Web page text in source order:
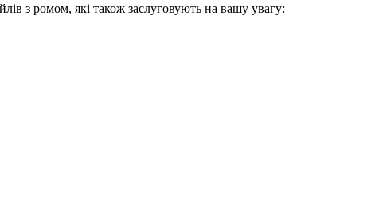
з ромом, які також заслуговують на вашу увагу: